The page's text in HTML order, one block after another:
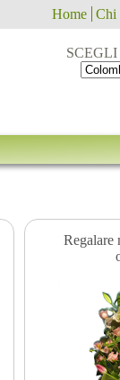
Home Chi
Regalare